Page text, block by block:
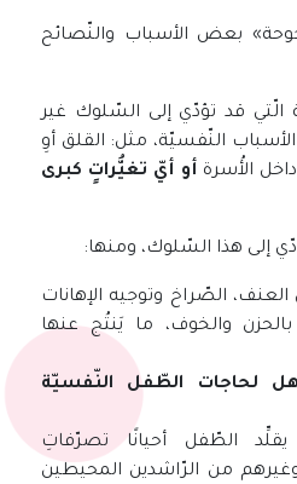
بعض الأسباب والنّصائح
الّتي قد تؤدّي إلى السّلوك غير
النّفسيّة، مثل: القلق أوِ
الأُسرة أو أيّ تغيُّراتٍ كبرى
إلى هذا السّلوك، ومنها:
العنف، الصّراخ وتوجيه الإهانات
والخوف، ما يَنتُج عنها
لحاجات الطّفل النّفسيّة
الطّفل أحيانًا تصرّفاتِ
وغيرهم من الرّاشدين المحيطين